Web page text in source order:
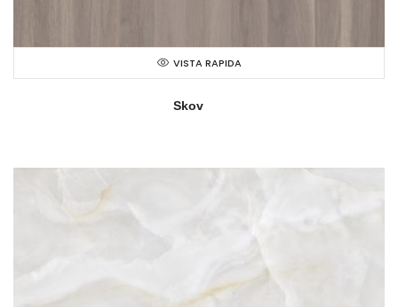
VISTA RAPIDA
Skov